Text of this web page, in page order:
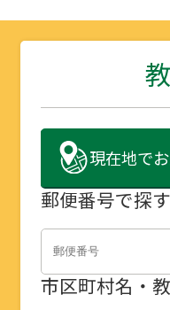
現在地で
郵便番号で探す
市区町村名・